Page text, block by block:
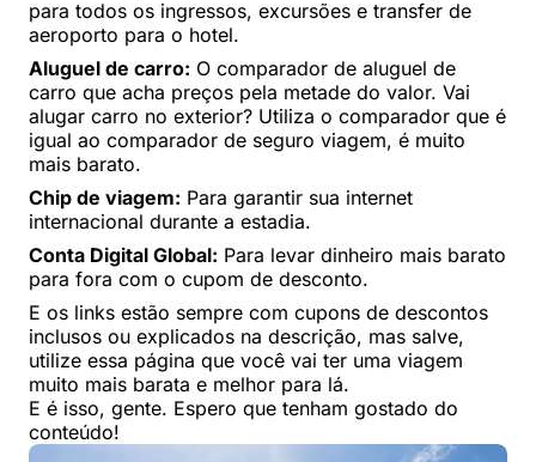
para todos os ingressos, excursões e transfer de
aeroporto para o hotel.
Aluguel de carro: O comparador de aluguel de
carro que acha preços pela metade do valor. Vai
alugar carro no exterior? Utiliza o comparador que é
igual ao comparador de seguro viagem, é muito
mais barato.
Chip de viagem: Para garantir sua internet
internacional durante a estadia.
Conta Digital Global: Para levar dinheiro mais barato
para fora com o cupom de desconto.
E os links estão sempre com cupons de descontos
inclusos ou explicados na descrição, mas salve,
utilize essa página que você vai ter uma viagem
muito mais barata e melhor para lá.
E é isso, gente. Espero que tenham gostado do
conteúdo!